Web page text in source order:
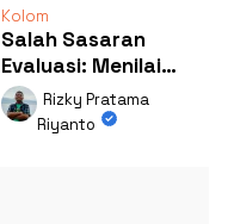
Kolom
Salah Sasaran
Evaluasi: Menilai
Program MBG Lewat
Respons Anak Itu
Rizky Pratama
Riyanto